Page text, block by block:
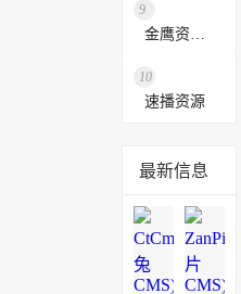
9
10
速播资源
最新信息